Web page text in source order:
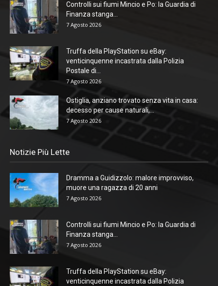
Controlli sui fiumi Mincio e Po: la Guardia di
Finanza stanga...
7 Agosto 2026
Truffa della PlayStation su eBay:
venticinquenne incastrata dalla Polizia
Postale di...
7 Agosto 2026
Ostiglia, anziano trovato senza vita in casa:
decesso per cause naturali,...
7 Agosto 2026
Notizie Più Lette
Dramma a Guidizzolo: malore improvviso,
muore una ragazza di 20 anni
7 Agosto 2026
Controlli sui fiumi Mincio e Po: la Guardia di
Finanza stanga...
7 Agosto 2026
Truffa della PlayStation su eBay:
venticinquenne incastrata dalla Polizia